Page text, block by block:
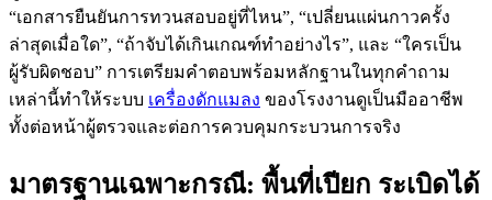
“เอกสารยืนยันการทวนสอบอยู่ที่ไหน”, “เปลี่ยนแผ่นกาวครั้ง
ล่าสุดเมื่อใด”, “ถ้าจับได้เกินเกณฑ์ทำอย่างไร”, และ “ใครเป็น
ผู้รับผิดชอบ” การเตรียมคำตอบพร้อมหลักฐานในทุกคำถาม
เหล่านี้ทำให้ระบบ เครื่องดักแมลง ของโรงงานดูเป็นมืออาชีพ
ทั้งต่อหน้าผู้ตรวจและต่อการควบคุมกระบวนการจริง
มาตรฐานเฉพาะกรณี: พื้นที่เปียก ระเบิดได้